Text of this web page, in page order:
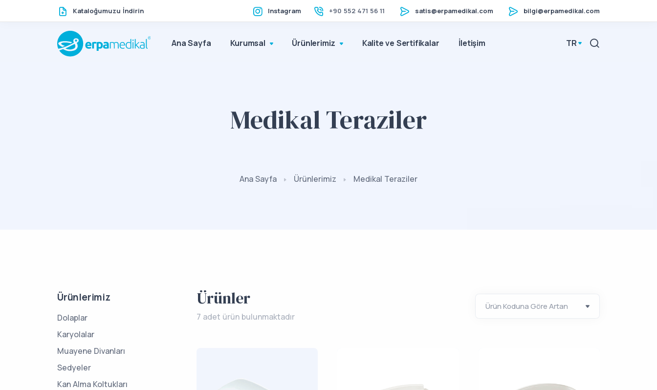
Kataloğumuzu İndirin Instagram +90 552 471 56 11 satis@erpamedikal.com bilgi@erpamedikal.com
Ana Sayfa Kurumsal Ürünlerimiz Kalite ve Sertifikalar İletişim TR
Medikal Teraziler
Ana Sayfa Ürünlerimiz Medikal Teraziler
Ürünler
7 adet ürün bulunmaktadır
Ürünlerimiz
Dolaplar
Karyolalar
Muayene Divanları
Sedyeler
Kan Alma Koltukları